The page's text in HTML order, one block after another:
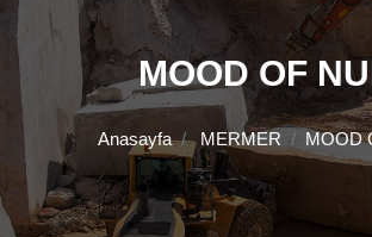
MOOD OF
Anasayfa MERMER MOOD